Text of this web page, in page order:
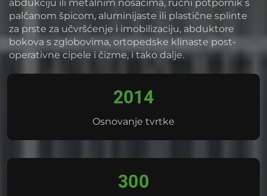
abdukciju ili metalnim nosačima, ručni potpornik s
palčanom špicom, aluminijaste ili plastične splinte
za prste za učvršćenje i imobilizaciju, abduktore
bokova s zglobovima, ortopedske klinaste post-
operativne cipele i čizme, i tako dalje.
2014
Osnovanje tvrtke
300